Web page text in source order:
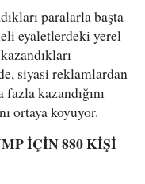
paralarla başta
eyaletlerdeki yerel
siyasi reklamlardan
kazandığını
ortaya koyuyor.
İÇİN 880 KİŞİ